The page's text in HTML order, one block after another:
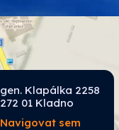
SPOKAR
Tikkurila
gen. Klapálka 2258
272 01 Kladno
Navigovat sem